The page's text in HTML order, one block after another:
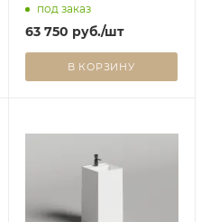
под заказ
63 750 руб./шт
В КОРЗИНУ